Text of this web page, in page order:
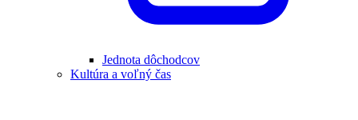
Jednota dôchodcov
Kultúra a voľný čas